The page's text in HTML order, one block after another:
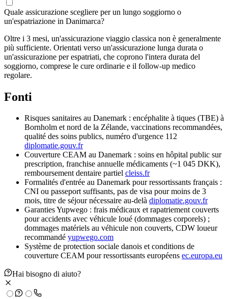
Quale assicurazione scegliere per un lungo soggiorno o
un'espatriazione in Danimarca?
Oltre i 3 mesi, un'assicurazione viaggio classica non è generalmente
più sufficiente. Orientati verso un'assicurazione lunga durata o
un'assicurazione per espatriati, che coprono l'intera durata del
soggiorno, comprese le cure ordinarie e il follow-up medico
regolare.
Fonti
Risques sanitaires au Danemark : encéphalite à tiques (TBE) à
Bornholm et nord de la Zélande, vaccinations recommandées,
qualité des soins publics, numéro d'urgence 112
diplomatie.gouv.fr
Couverture CEAM au Danemark : soins en hôpital public sur
prescription, franchise annuelle médicaments (~1 045 DKK),
remboursement dentaire partiel cleiss.fr
Formalités d'entrée au Danemark pour ressortissants français :
CNI ou passeport suffisants, pas de visa pour moins de 3
mois, titre de séjour nécessaire au-delà diplomatie.gouv.fr
Garanties Yupwego : frais médicaux et rapatriement couverts
pour accidents avec véhicule loué (dommages corporels) ;
dommages matériels au véhicule non couverts, CDW loueur
recommandé yupwego.com
Système de protection sociale danois et conditions de
couverture CEAM pour ressortissants européens ec.europa.eu
Hai bisogno di aiuto?